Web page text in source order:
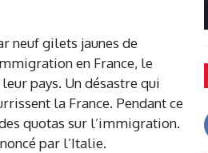
neuf gilets jaunes de
en France, le
pays. Un désastre qui
la France. Pendant ce
quotas sur l’immigration.
par l’Italie.